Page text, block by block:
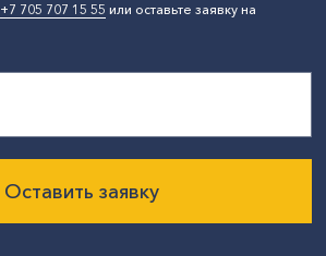
+7 705 707 15 55 или оставьте заявку на
Оставить заявку